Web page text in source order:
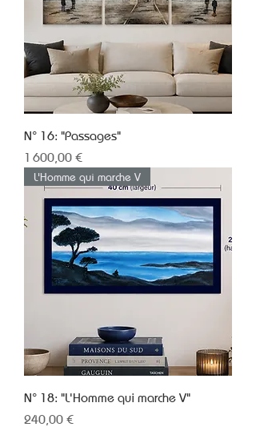
N° 16: "Passages"
Prix
1 600,00 €
L'Homme qui marche V
N° 18: "L'Homme qui marche V"
Prix
240,00 €